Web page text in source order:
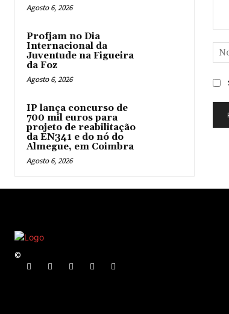
Agosto 6, 2026
Profjam no Dia
Internacional da
Juventude na Figueira
da Foz
Agosto 6, 2026
IP lança concurso de
700 mil euros para
projeto de reabilitação
da EN341 e do nó do
Almegue, em Coimbra
Agosto 6, 2026
©